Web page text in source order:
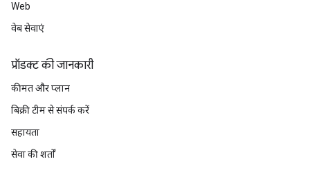
Web
वेब सेवाएं
प्रॉडक्ट की जानकारी
कीमत और प्लान
बिक्री टीम से संपर्क करें
सहायता
सेवा की शर्तों